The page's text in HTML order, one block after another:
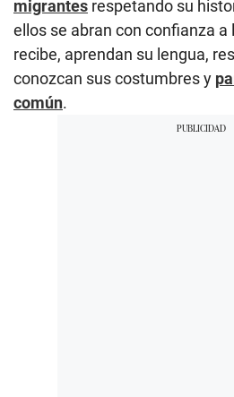
migrantes respetando su
ellos se abran con confianza
recibe, aprendan su lengua,
conozcan sus costumbres y
común.